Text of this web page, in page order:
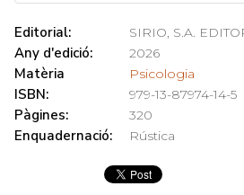
Editorial: SIRIO, S.A.
Any d'edició: 2026
Matèria Psicologia
ISBN: 979-13-87974-14-5
Pàgines: 320
Enquadernació: Rústica